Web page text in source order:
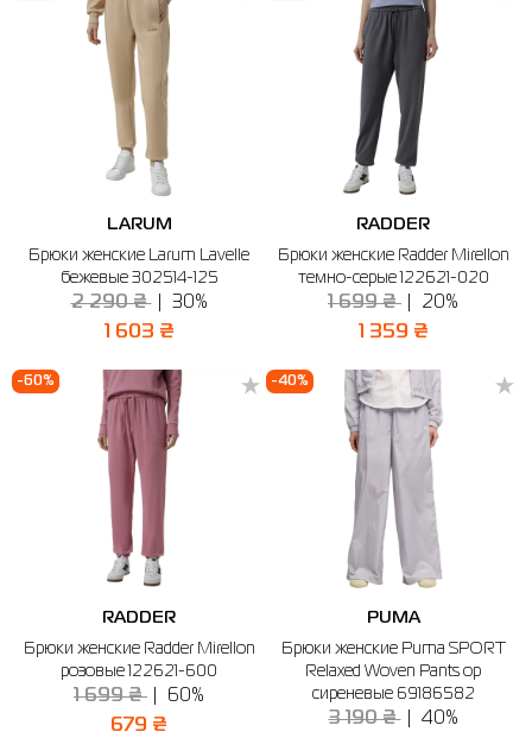
LARUM
Брюки женские Larum Lavelle
бежевые 302514-125
2 290 ₴ 30%
1 603 ₴
RADDER
Брюки женские Radder Mirellon
темно-серые 122621-020
1 699 ₴ 20%
1 359 ₴
-60%
RADDER
Брюки женские Radder Mirellon
розовые 122621-600
1 699 ₴ 60%
679 ₴
-40%
PUMA
Брюки женские Puma SPORT
Relaxed Woven Pants op
сиреневые 69186582
3 190 ₴ 40%